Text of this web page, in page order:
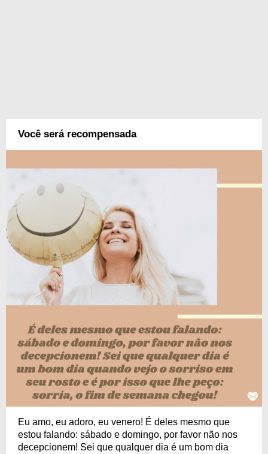
Você será recompensada
Eu amo, eu adoro, eu venero! É deles mesmo que
estou falando: sábado e domingo, por favor não nos
decepcionem! Sei que qualquer dia é um bom dia